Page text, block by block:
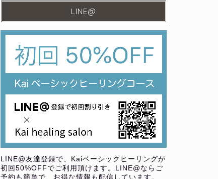
LINE@
LINE@友達登録で、Kaiベーシックヒーリングが
初回50%OFFでご利用頂けます。LINE@ならご
予約も簡単で、お得な情報も配信しています。